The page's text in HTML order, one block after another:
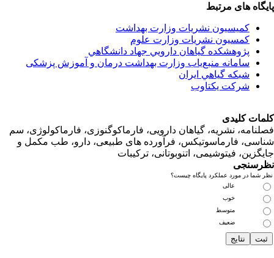
های مرتبط
کمیسیون نشریات وزارت بهداشت
کمسیون نشریات وزارت علوم
پژوهشكده گياهان دارويي جهاد دانشگاهي
سامانه منبع‌ياب وزارت بهداشت درمان و آموزش پزشکی
شبكه گياهي ايران
شرکت یکتاوب
کلیدی
نشریه، گیاهان دارویی، فارماکوگنوزی، فارماکولوژی، سم
فارماسوتیکس، فرآورده های طبیعی، دارو، طب مکمل و
فیتوشیمی، اتنوبوتانی، ترکیبات
در مورد عملکرد پایگاه چیست؟
متوسط
ضعیف